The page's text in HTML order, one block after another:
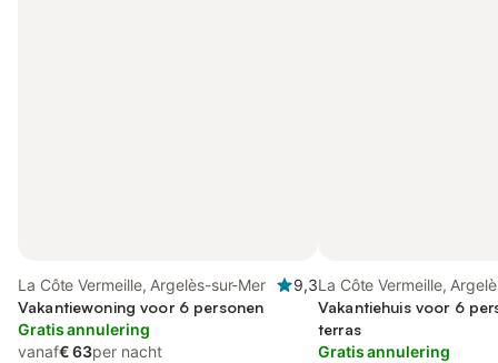
La Côte Vermeille, Argelès-sur-Mer
9,3
Vakantiewoning voor 6 personen
Gratis annulering
vanaf€ 63per nacht
La Côte Vermeille,
Vakantiehuis voor 6
terras
Gratis annulering